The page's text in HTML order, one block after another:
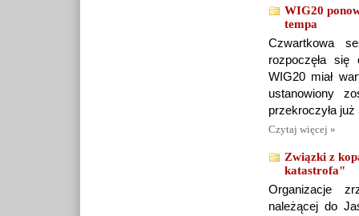
WIG20
tempa
Czwartkowa
rozpoczęła się
WIG20 miał
ustanowiony
przekroczyła już
Czytaj więcej »
Związki z
katastrofa"
Organizacje
należącej do